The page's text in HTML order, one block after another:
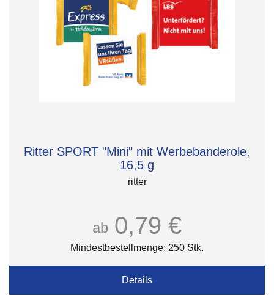
Ritter SPORT "Mini" mit Werbebanderole,
16,5 g
ritter
ab 0,79 €
Mindestbestellmenge: 250 Stk.
Details